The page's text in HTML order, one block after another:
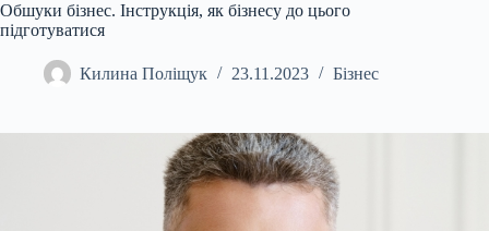
Обшуки бізнес. Інструкція, як бізнесу до цього
підготуватися
Килина Поліщук 23.11.2023 Бізнес